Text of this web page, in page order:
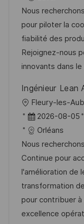
c
i
ó
n
c
a
c
i
ó
c
h
a
d
e
u
b
l
c
a
c
i
ó
n
Nous
pour piloter la
fiabilité des
Rejoignez-nous
innovants dans
Ingénieur Lean
U
b
c
a
c
i
ó
n
Fleury-les-
F
e
c
h
a
d
e
p
2026-08-05
Orléans
Nous
Continue pour
l'amélioration de
transformation
pour contribuer
excellence